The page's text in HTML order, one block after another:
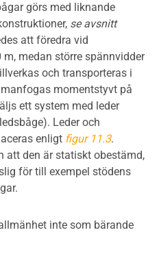
görs med liknande
se avsnitt
att föredra vid
medan större spännvidder
och transporteras i
momentstyvt på
ett system med leder
Leder och
enligt figur 11.3.
att den är statiskt obestämd,
för till exempel stödens
inte som bärande